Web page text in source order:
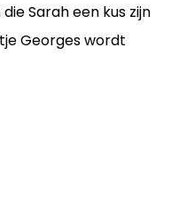
Sarah een kus zijn
Georges wordt